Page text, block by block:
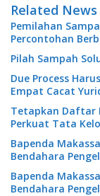
Related News
Pemilahan
Percontohan
Pilah Sampah
Due Process
Empat Cacat
Tetapkan Daftar
Perkuat Tata
Bapenda
Bendahara
Bapenda
Bendahara